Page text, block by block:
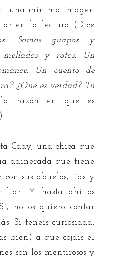
una mínima imagen
en la lectura (Dice
Somos guapos y
mellados y rotos. Un
Un cuento de
¿Qué es verdad? Tú
razón en que es
Cady, una chica que
adinerada que tiene
con sus abuelos, tías y
Y hasta ahí os
no os quiero contar
Si tenéis curiosidad,
bien) a que cojáis el
son los mentirosos y